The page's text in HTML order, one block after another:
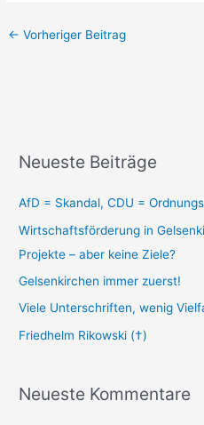
← Vorheriger Beitrag
Neueste Beiträge
AfD = Skandal, CDU =
Wirtschaftsförderung in
Projekte – aber keine Ziele?
Gelsenkirchen immer zuerst!
Viele Unterschriften, wenig
Friedhelm Rikowski (†)
Neueste Kommentare